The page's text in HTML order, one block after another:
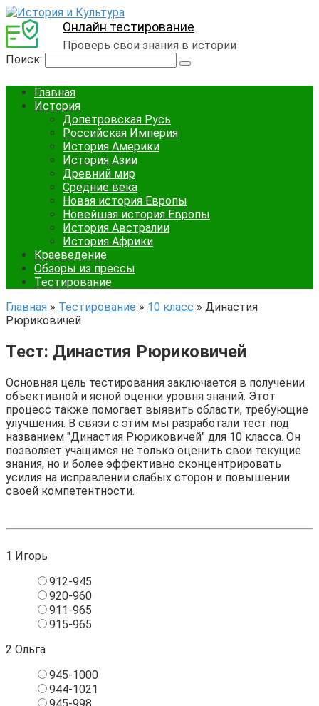
Онлайн тестирование
Проверь свои знания в истории
Поиск:
Главная
История
Допетровская Русь
Российская Империя
История Америки
История Азии
Древний мир
Средние века
Новая история Европы
Новейшая история Европы
История Австралии
История Африки
Краеведение
Обзоры из прессы
Тестирование
Главная » Тестирование » 10 класс » Династия
Рюриковичей
Тест: Династия Рюриковичей
Основная цель тестирования заключается в получении
объективной и ясной оценки уровня знаний. Этот
процесс также помогает выявить области, требующие
улучшения. В связи с этим мы разработали тест под
названием "Династия Рюриковичей" для 10 класса. Он
позволяет учащимся не только оценить свои текущие
знания, но и более эффективно сконцентрировать
усилия на исправлении слабых сторон и повышении
своей компетентности.
1 Игорь
912-945
920-960
911-965
915-965
2 Ольга
945-1000
944-1021